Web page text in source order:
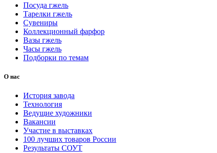
Посуда гжель
Тарелки гжель
Сувениры
Коллекционный фарфор
Вазы гжель
Часы гжель
Подборки по темам
О нас
История завода
Технология
Ведущие художники
Вакансии
Участие в выставках
100 лучших товаров России
Результаты СОУТ